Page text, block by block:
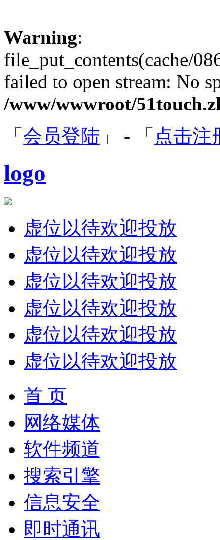
Warning:
file_put_contents(cache/
failed to open stream: No
/www/wwwroot/
「 会员登陆 」 - 「 点击注
logo
虚位以待欢迎投放
虚位以待欢迎投放
虚位以待欢迎投放
虚位以待欢迎投放
虚位以待欢迎投放
虚位以待欢迎投放
首 页
网络媒体
软件频道
搜索引擎
信息安全
即时通讯